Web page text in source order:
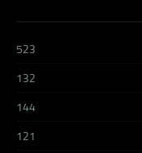
523
132
144
121